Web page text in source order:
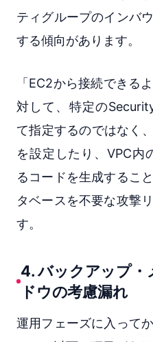
ティグループのインバ
する傾向があります。
「EC2から接続できる
対して、特定の
て指定するのではなく、
を設定したり、VPC内
るコードを生成するこ
タベースを不要な攻撃
す。
4. バックアップ・
ドウの考慮漏れ
運用フェーズに入って